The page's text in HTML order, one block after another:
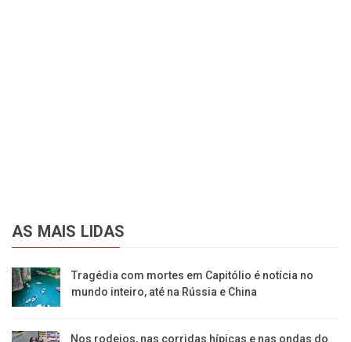
AS MAIS LIDAS
Tragédia com mortes em Capitólio é notícia no
mundo inteiro, até na Rússia e China
Nos rodeios, nas corridas hípicas e nas ondas do